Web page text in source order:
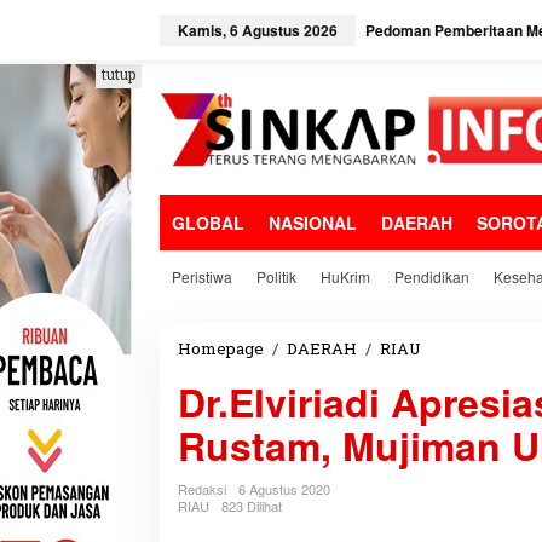
e
k
o
n
t
e
n
Kamis, 6 Agustus 2026 Pedoman Pemberitaan
GLOBAL NASIONAL DAERAH
Peristiwa Politik HuKrim Pendidikan
tutup
Homepage / DAERAH / RIAU
.
E
l
v
Dr.Elviriadi
Rustam, Mujiman
Redaksi
6 Agustus 2020
RIAU
823 Dilihat